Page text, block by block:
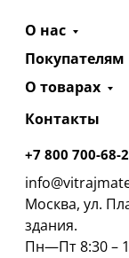
О нас
Покупателям
О товарах
Контакты
+7 800 700-68-
Москва, ул.
здания.
Пн—Пт 8:30 –